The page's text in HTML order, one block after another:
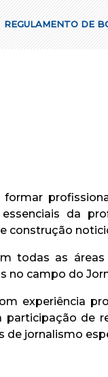
REGULAMENTO DE
da
construção
todas as
no campo do
experiência
de
de jornalismo